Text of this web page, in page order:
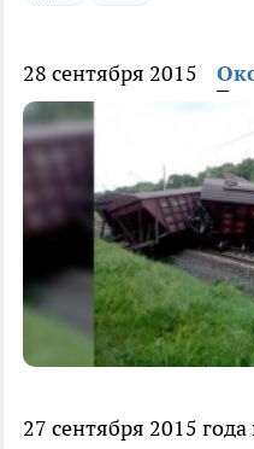
28 сентября 2015
27 сентября 2015